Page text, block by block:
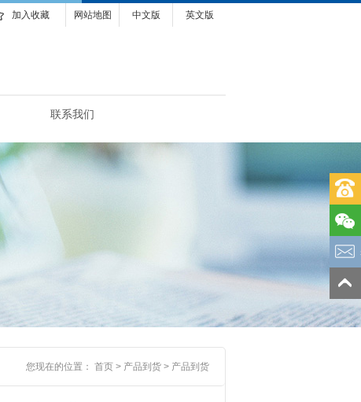
英文版
中文版
网站地图
加入收藏
联系我们
您现在的位置： 首页 > 产品到货 > 产品到货